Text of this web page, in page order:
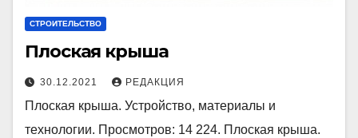
СТРОИТЕЛЬСТВО
Плоская крыша
30.12.2021 РЕДАКЦИЯ
Плоская крыша. Устройство, материалы и
технологии. Просмотров: 14 224. Плоская крыша.